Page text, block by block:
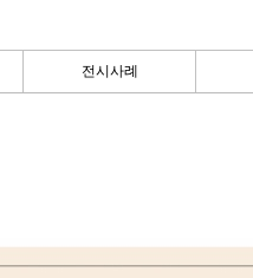
전시사례